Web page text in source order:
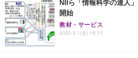
NIIら「情報科学の達人
開始
教材・サービス
2020.5.1(金) 16:15